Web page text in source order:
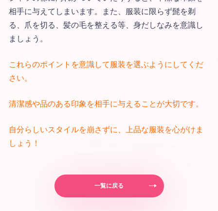
相手に与えてしまいます。また、服装に限らず髭を剃
る、爪を切る、髪の毛を整える等、身だしなみを意識し
ましょう。
これらのポイントを意識して服装を選ぶようにしてくだ
さい。
清潔感や品のある印象を相手に与えることが大切です。
自分らしいスタイルを崩さずに、上品な服装を心がけま
しょう！
一覧に戻る